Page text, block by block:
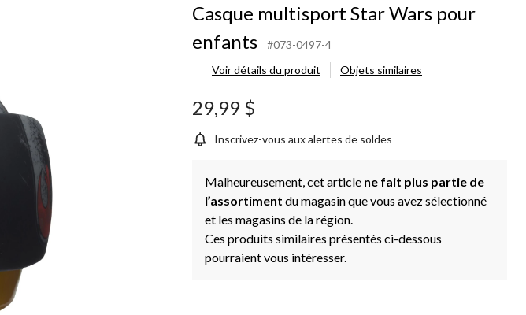
Casque multisport Star Wars pour
enfants
#073-0497-4
Voir détails du produit
Objets similaires
29,99 $
Inscrivez-vous aux alertes de soldes
Malheureusement, cet article ne fait plus partie de
l’assortiment du magasin que vous avez sélectionné
et les magasins de la région.
Ces produits similaires présentés ci-dessous
pourraient vous intéresser.